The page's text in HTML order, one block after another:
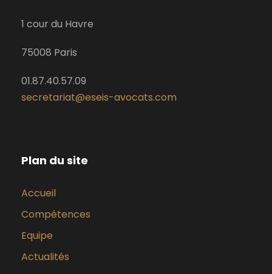
1 cour du Havre
75008 Paris
01.87.40.57.09
secretariat@eseis-avocats.com
Plan du site
Accueil
Compétences
Equipe
Actualités